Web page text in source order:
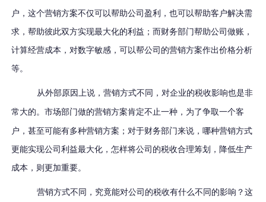
户，这个营销方案不仅可以帮助公司盈利，也可以帮助客户解决需
求，帮助彼此双方实现最大化的利益；而财务部门帮助公司做账，
计算经营成本，对数字敏感，可以帮公司的营销方案作出价格分析
等。
从外部原因上说，营销方式不同，对企业的税收影响也是非
常 大的。市场部门做的营销方案肯定不止一种，为了争取一个客
户，甚至可能有多种营销方案；对于财务部门来说，哪种营销方式
更能实现公司利益最大化，怎样将公司的税收合理筹划，降低生产
成本，则更加重要。
营销方式不同，究竟能对公司的税收有什么不同的影响？这